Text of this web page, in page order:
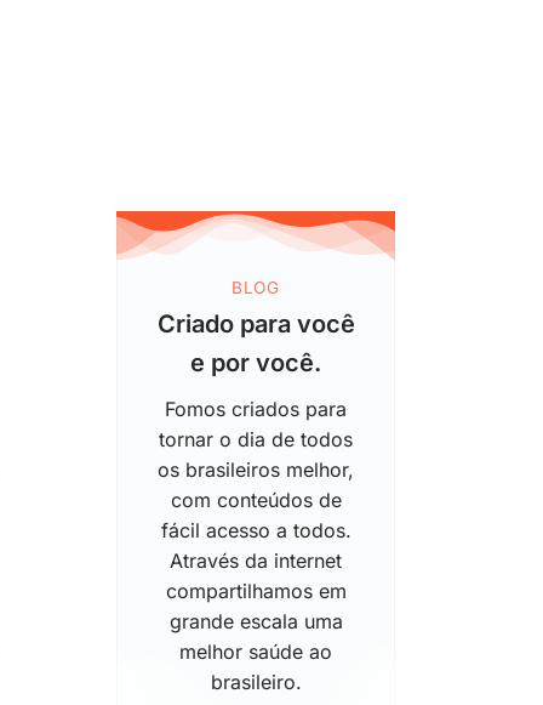
BLOG
Criado para você
e por você.
Fomos criados para
tornar o dia de todos
os brasileiros melhor,
com conteúdos de
fácil acesso a todos.
Através da internet
compartilhamos em
grande escala uma
melhor saúde ao
brasileiro.